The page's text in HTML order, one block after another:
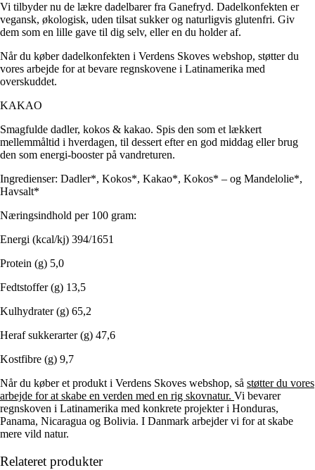
Vi tilbyder nu de lækre dadelbarer fra Ganefryd. Dadelkonfekten er
vegansk, økologisk, uden tilsat sukker og naturligvis glutenfri. Giv
dem som en lille gave til dig selv, eller en du holder af.
Når du køber dadelkonfekten i Verdens Skoves webshop, støtter du
vores arbejde for at bevare regnskovene i Latinamerika med
overskuddet.
KAKAO
Smagfulde dadler, kokos & kakao. Spis den som et lækkert
mellemmåltid i hverdagen, til dessert efter en god middag eller brug
den som energi-booster på vandreturen.
Ingredienser: Dadler*, Kokos*, Kakao*, Kokos* – og Mandelolie*,
Havsalt*
Næringsindhold per 100 gram:
Energi (kcal/kj) 394/1651
Protein (g) 5,0
Fedtstoffer (g) 13,5
Kulhydrater (g) 65,2
Heraf sukkerarter (g) 47,6
Kostfibre (g) 9,7
Når du køber et produkt i Verdens Skoves webshop, så støtter du vores
arbejde for at skabe en verden med en rig skovnatur. Vi bevarer
regnskoven i Latinamerika med konkrete projekter i Honduras,
Panama, Nicaragua og Bolivia. I Danmark arbejder vi for at skabe
mere vild natur.
Relateret produkter